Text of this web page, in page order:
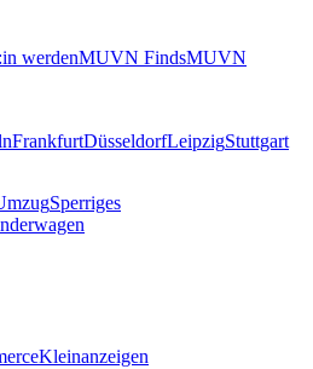
werdenMUVN FindsMUVN
FrankfurtDüsseldorfLeipzigStuttgart
Sperriges
Kleinanzeigen